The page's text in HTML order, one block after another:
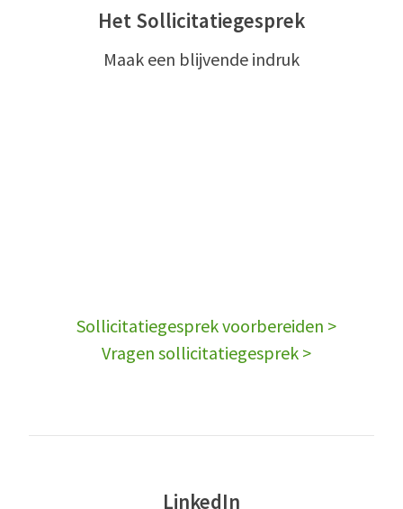
Het Sollicitatiegesprek
Maak een blijvende indruk
Sollicitatiegesprek voorbereiden >
Vragen sollicitatiegesprek >
LinkedIn